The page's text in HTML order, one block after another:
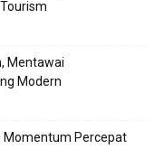
Mentawai
Modern
Momentum Percepat